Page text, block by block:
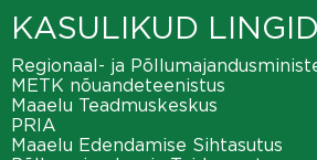
KASULIKUD LINGID
Regionaal- ja
METK nõuandeteenistus
Maaelu Teadmuskeskus
PRIA
Maaelu Edendamise Sihtasutus